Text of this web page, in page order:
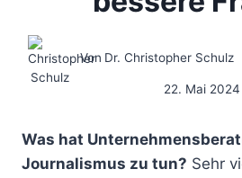
Von Dr. Christopher Schulz
22. Mai 2024
Was hat
Journalismus zu tun? Sehr